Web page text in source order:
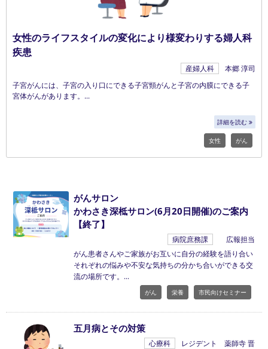
女性のライフスタイルの変化により様変わりする婦人科
疾患
産婦人科
本郷 淳司
子宮がんには、子宮の入り口にできる子宮頸がんと子宮の内膜にできる子
宮体がんがあります。
詳細を読む
女性 がん
がんサロン
かわさき深柢サロン(6月20日開催)のご案内
【終了】
病院庶務課
広報担当
がん患者さんやご家族がお互いに自分の経験を語り合い
それぞれの悩みや不安な気持ちの分かち合いができる交
流の場所です。
がん 栄養 市民向けセミナー
五月病とその対策
心療科
レジデント 薬師寺 晋